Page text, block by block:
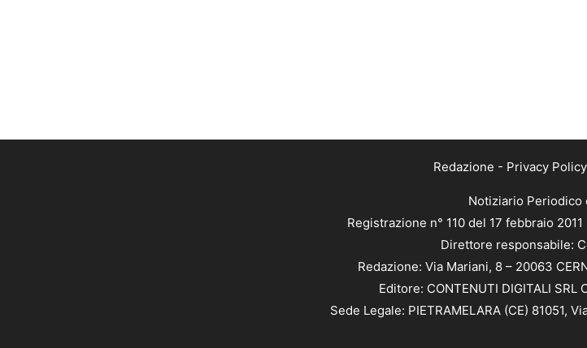
Redazione - Privacy Policy
Notiziario Periodico
Registrazione n° 110 del 17 febbraio
Direttore responsabile:
Redazione: Via Mariani, 8 – 20063
Editore: CONTENUTI DIGITALI SRL
Sede Legale: PIETRAMELARA (CE) 81051,